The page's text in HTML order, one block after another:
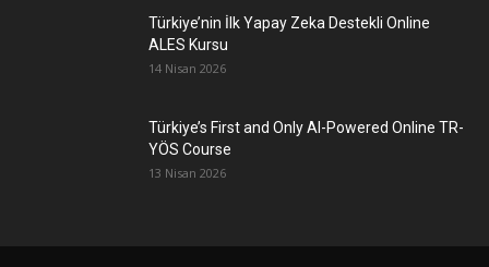
Türkiye’nin İlk Yapay Zeka Destekli Online
ALES Kursu
14 Nisan 2026
Türkiye’s First and Only AI-Powered Online TR-
YÖS Course
13 Nisan 2026